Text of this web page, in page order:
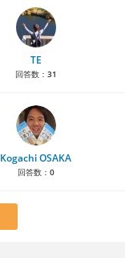
TE
回答数： 31
Kogachi OSAKA
回答数： 0